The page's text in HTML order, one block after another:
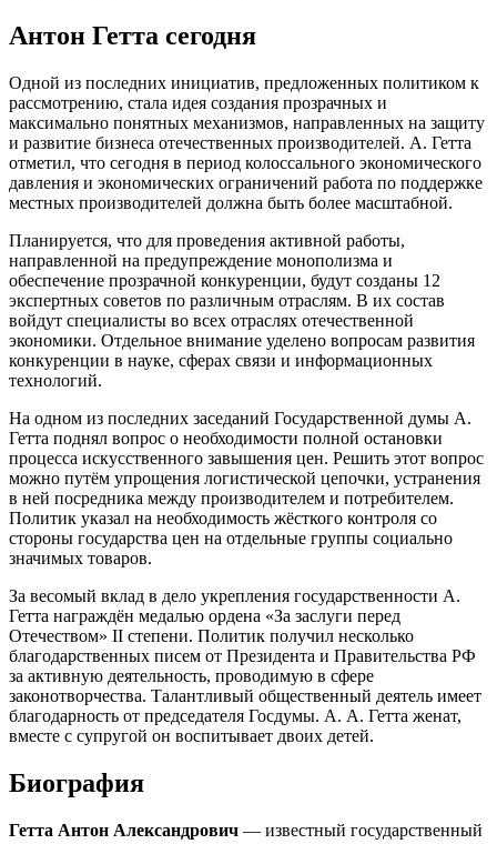
Антон Гетта сегодня
Одной из последних инициатив, предложенных политиком к
рассмотрению, стала идея создания прозрачных и
максимально понятных механизмов, направленных на защиту
и развитие бизнеса отечественных производителей. А. Гетта
отметил, что сегодня в период колоссального экономического
давления и экономических ограничений работа по поддержке
местных производителей должна быть более масштабной.
Планируется, что для проведения активной работы,
направленной на предупреждение монополизма и
обеспечение прозрачной конкуренции, будут созданы 12
экспертных советов по различным отраслям. В их состав
войдут специалисты во всех отраслях отечественной
экономики. Отдельное внимание уделено вопросам развития
конкуренции в науке, сферах связи и информационных
технологий.
На одном из последних заседаний Государственной думы А.
Гетта поднял вопрос о необходимости полной остановки
процесса искусственного завышения цен. Решить этот вопрос
можно путём упрощения логистической цепочки, устранения
в ней посредника между производителем и потребителем.
Политик указал на необходимость жёсткого контроля со
стороны государства цен на отдельные группы социально
значимых товаров.
За весомый вклад в дело укрепления государственности А.
Гетта награждён медалью ордена «За заслуги перед
Отечеством» II степени. Политик получил несколько
благодарственных писем от Президента и Правительства РФ
за активную деятельность, проводимую в сфере
законотворчества. Талантливый общественный деятель имеет
благодарность от председателя Госдумы. А. А. Гетта женат,
вместе с супругой он воспитывает двоих детей.
Биография
Гетта Антон Александрович — известный государственный